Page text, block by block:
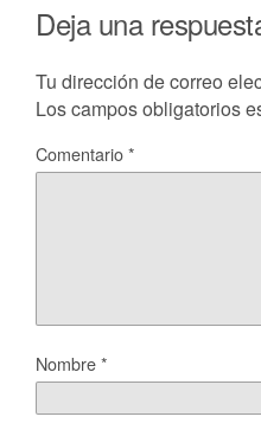
Deja una
Tu dirección de correo
Los campos obligatorios
Comentario*
Nombre*